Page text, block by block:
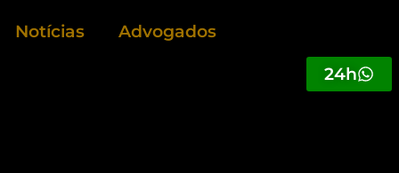
Notícias Advogados
24h